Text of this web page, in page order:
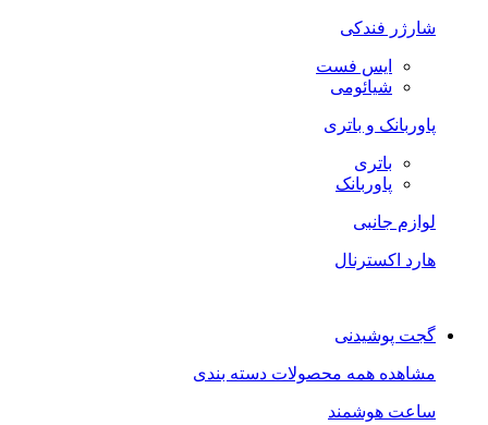
شارژر فندکی
ایس فست
شیائومی
پاوربانک و باتری
باتری
پاوربانک
لوازم جانبی
هارد اکسترنال
گجت پوشیدنی
مشاهده همه محصولات دسته بندی
ساعت هوشمند